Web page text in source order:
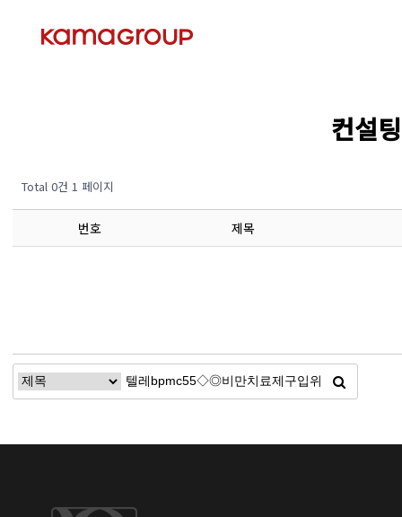
컨설
Total 0건 1 페이지
번호 제목